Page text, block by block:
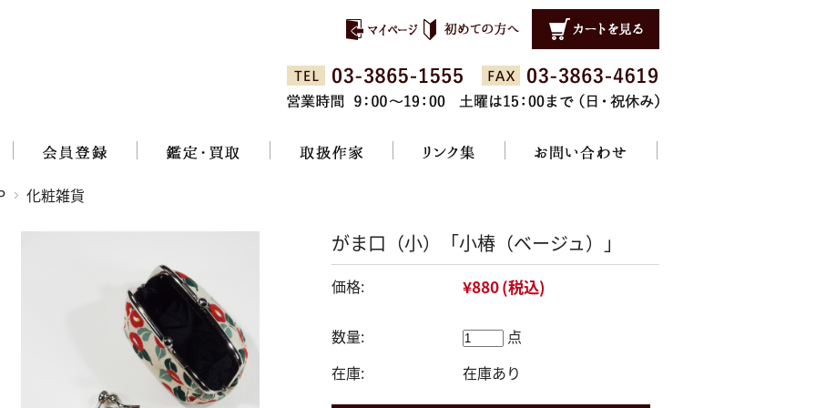
化粧雑貨
がま口（小）「小椿（ベージュ）」
価格: ¥880(税込)
数量:
点
在庫:
在庫あり